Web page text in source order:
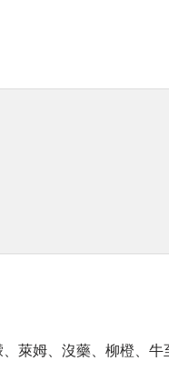
萊姆、沒藥、柳橙、